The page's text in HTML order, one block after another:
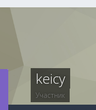
keicy
Участник